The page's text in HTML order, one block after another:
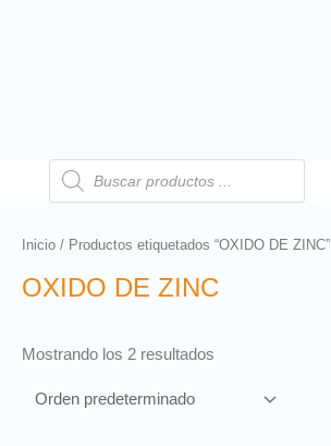
Inicio / Productos etiquetados “OXIDO DE ZINC”
OXIDO DE ZINC
Mostrando los 2 resultados